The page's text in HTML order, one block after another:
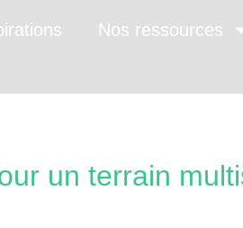
Nos ressources
un terrain